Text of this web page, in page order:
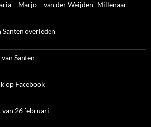
– Marjo – van der Weijden- Millenaar
Santen overleden
Santen
op Facebook
van 26 februari